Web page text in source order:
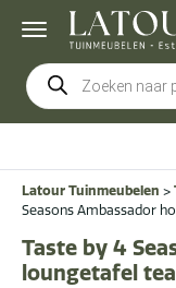
Producten
zoeken
Latour Tuinmeubelen >
Seasons Ambassador
Taste by 4
loungetafel